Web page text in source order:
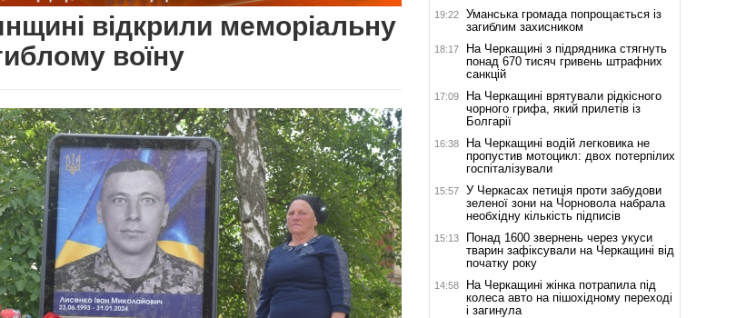
відкрили меморіальну
воїну
19:22
Уманська громада попрощається із
загиблим захисником
18:17
На Черкащині з підрядника стягнуть
понад 670 тисяч гривень штрафних
санкцій
17:09
На Черкащині врятували рідкісного
чорного грифа, який прилетів із
Болгарії
16:38
На Черкащині водій легковика не
пропустив мотоцикл: двох потерпілих
госпіталізували
15:57
У Черкасах петиція проти забудови
зеленої зони на Чорновола набрала
необхідну кількість підписів
15:13
Понад 1600 звернень через укуси
тварин зафіксували на Черкащині від
початку року
14:58
На Черкащині жінка потрапила під
колеса авто на пішохідному переході
і загинула